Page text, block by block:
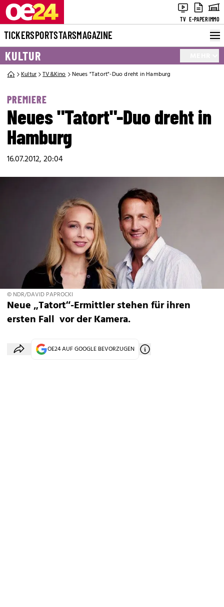
TV E-PAPERIMMO
TICKERSPORTSTARSMAGAZINE
KULTUR
Kultur TV&Kino Neues "Tatort"-Duo dreht in Hamburg
PREMIERE
Neues "Tatort"-Duo dreht in
Hamburg
16.07.2012, 20:04
© NDR/DAVID PAPROCKI
Neue „Tatort“-Ermittler stehen für ihren
ersten Fall vor der Kamera.
OE24 AUF GOOGLE BEVORZUGEN